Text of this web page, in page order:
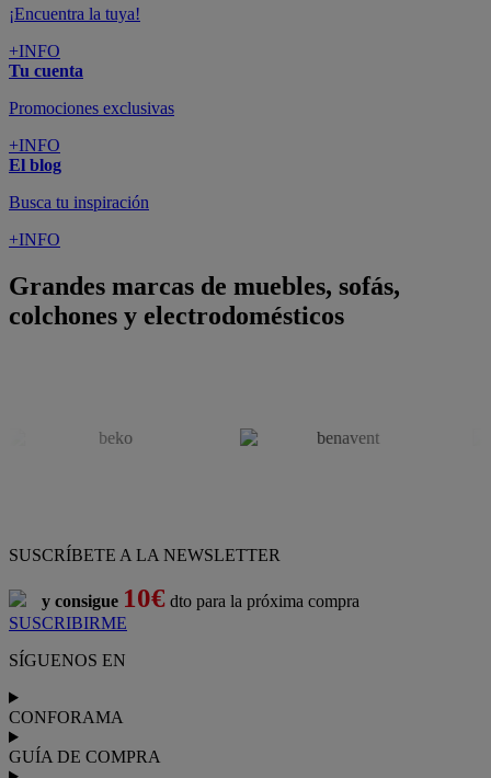
¡Encuentra la tuya!
+INFO
Tu cuenta
Promociones exclusivas
+INFO
El blog
Busca tu inspiración
+INFO
Grandes marcas de muebles, sofás,
colchones y electrodomésticos
SUSCRÍBETE A LA NEWSLETTER
y consigue 10€ dto para la próxima compra
SUSCRIBIRME
SÍGUENOS EN
CONFORAMA
GUÍA DE COMPRA